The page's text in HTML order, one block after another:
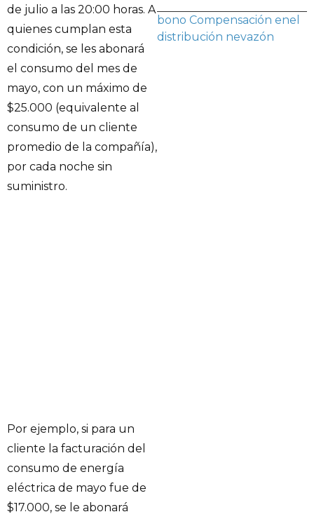
de julio a las 20:00 horas. A
quienes cumplan esta
condición, se les abonará
el consumo del mes de
mayo, con un máximo de
$25.000 (equivalente al
consumo de un cliente
promedio de la compañía),
por cada noche sin
suministro.
Por ejemplo, si para un
cliente la facturación del
consumo de energía
eléctrica de mayo fue de
$17.000, se le abonará
bono Compensación enel
distribución nevazón